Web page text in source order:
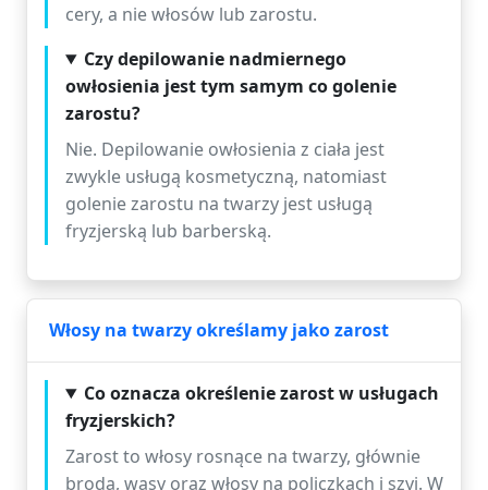
cery, a nie włosów lub zarostu.
Czy depilowanie nadmiernego
owłosienia jest tym samym co golenie
zarostu?
Nie. Depilowanie owłosienia z ciała jest
zwykle usługą kosmetyczną, natomiast
golenie zarostu na twarzy jest usługą
fryzjerską lub barberską.
Włosy na twarzy określamy jako zarost
Co oznacza określenie zarost w usługach
fryzjerskich?
Zarost to włosy rosnące na twarzy, głównie
broda, wąsy oraz włosy na policzkach i szyi. W